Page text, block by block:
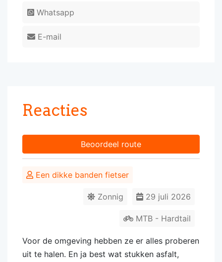
Whatsapp
E-mail
Reacties
Beoordeel route
Een dikke banden fietser
29 juli 2026
Zonnig
MTB - Hardtail
Voor de omgeving hebben ze er alles proberen
uit te halen. En ja best wat stukken asfalt,